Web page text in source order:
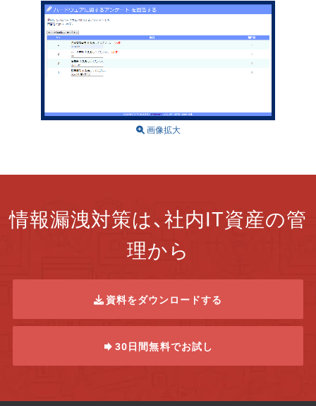
画像拡大
情報漏洩対策は、社内IT資産の管
理から
資料をダウンロードする
30日間無料でお試し